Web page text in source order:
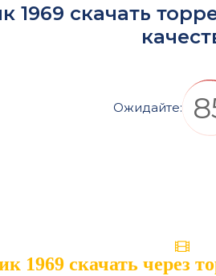
1969 скачать
Ожидайте:
1969 скачать через